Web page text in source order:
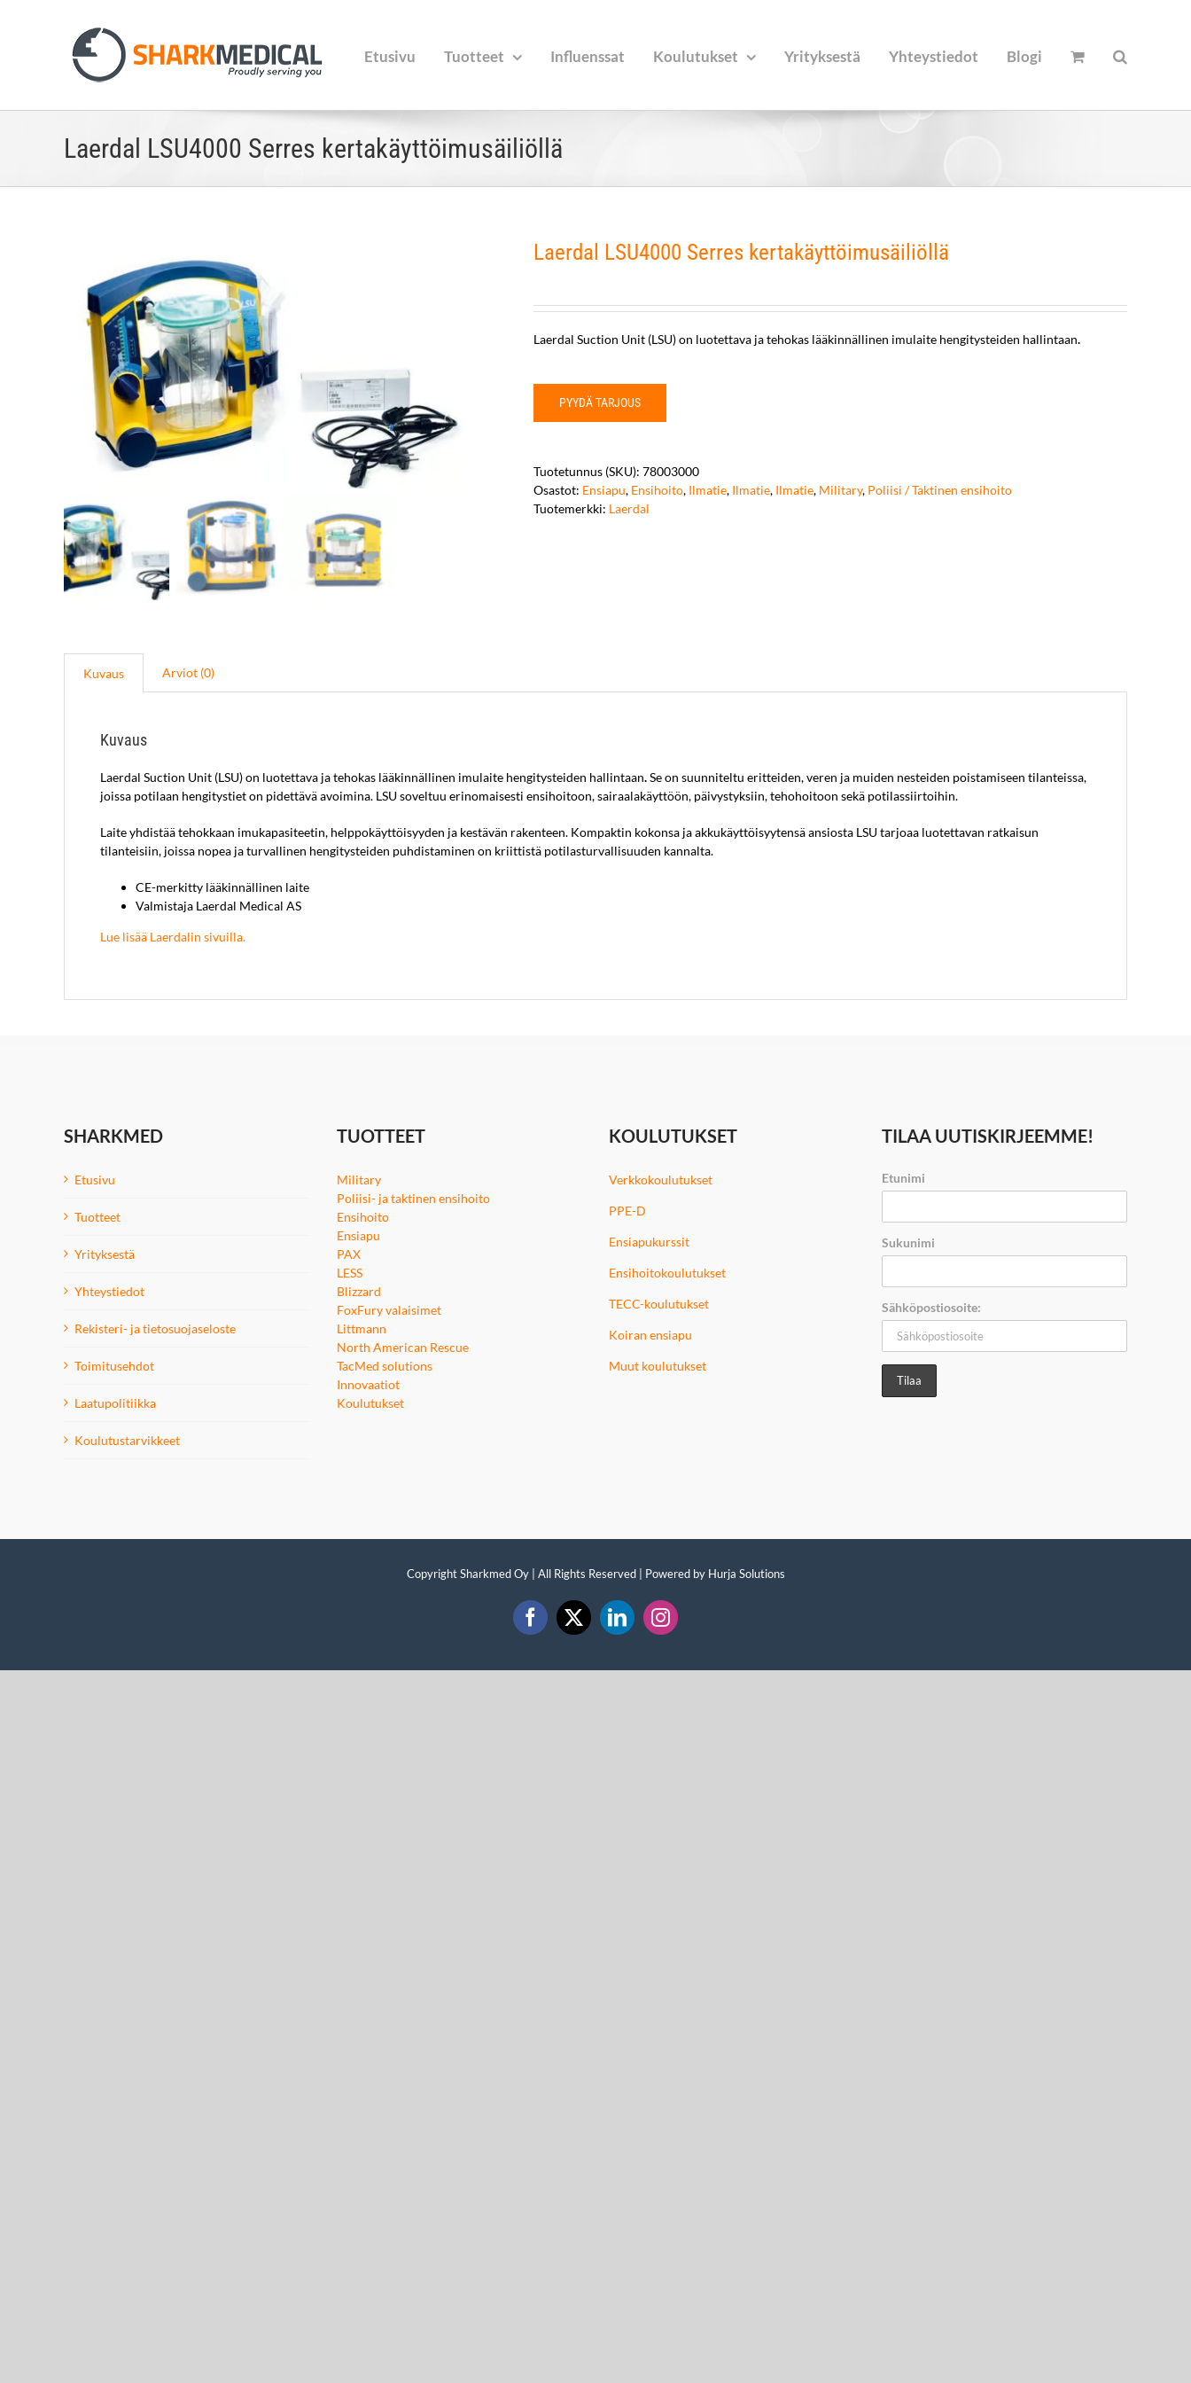
Etusivu Tuotteet Influenssat Koulutukset Yrityksestä Yhteystiedot Blogi
Laerdal LSU4000 Serres kertakäyttöimusäiliöllä
Laerdal LSU4000 Serres kertakäyttöimusäiliöllä
Laerdal Suction Unit (LSU) on luotettava ja tehokas lääkinnällinen imulaite hengitysteiden hallintaan.
PYYDÄ TARJOUS
Tuotetunnus (SKU): 78003000
Osastot: Ensiapu, Ensihoito, Ilmatie, Ilmatie, Ilmatie, Military, Poliisi / Taktinen ensihoito
Tuotemerkki: Laerdal
Kuvaus Arviot (0)
Kuvaus
Laerdal Suction Unit (LSU) on luotettava ja tehokas lääkinnällinen imulaite hengitysteiden hallintaan.Se on suunniteltu eritteiden, veren ja muiden nesteiden poistamiseen tilanteissa,
joissa potilaan hengitystiet on pidettävä avoimina. LSU soveltuu erinomaisesti ensihoitoon, sairaalakäyttöön, päivystyksiin, tehohoitoon sekä potilassiirtoihin.
Laite yhdistää tehokkaan imukapasiteetin, helppokäyttöisyyden ja kestävän rakenteen. Kompaktin kokonsa ja akkukäyttöisyytensä ansiosta LSU tarjoaa luotettavan ratkaisun
tilanteisiin, joissa nopea ja turvallinen hengitysteiden puhdistaminen on kriittistä potilasturvallisuuden kannalta.
CE-merkitty lääkinnällinen laite
Valmistaja Laerdal Medical AS
Lue lisää Laerdalin sivuilla.
SHARKMED
Etusivu
Tuotteet
Yrityksestä
Yhteystiedot
Rekisteri- ja tietosuojaseloste
Toimitusehdot
Laatupolitiikka
Koulutustarvikkeet
TUOTTEET
Military
Poliisi- ja taktinen ensihoito
Ensihoito
Ensiapu
PAX
LESS
Blizzard
FoxFury valaisimet
Littmann
North American Rescue
TacMed solutions
Innovaatiot
Koulutukset
KOULUTUKSET
Verkkokoulutukset
PPE-D
Ensiapukurssit
Ensihoitokoulutukset
TECC-koulutukset
Koiran ensiapu
Muut koulutukset
TILAA UUTISKIRJEEMME!
Etunimi
Sukunimi
Sähköpostiosoite:
Copyright Sharkmed Oy | All Rights Reserved | Powered by Hurja Solutions
Facebook
X LinkedInInstagram